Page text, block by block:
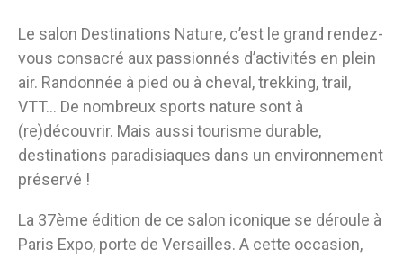
Le salon Destinations Nature, c’est le grand rendez-
vous consacré aux passionnés d’activités en plein
air. Randonnée à pied ou à cheval, trekking, trail,
VTT… De nombreux sports nature sont à
(re)découvrir. Mais aussi tourisme durable,
destinations paradisiaques dans un environnement
préservé !
La 37ème édition de ce salon iconique se déroule à
Paris Expo, porte de Versailles. A cette occasion,